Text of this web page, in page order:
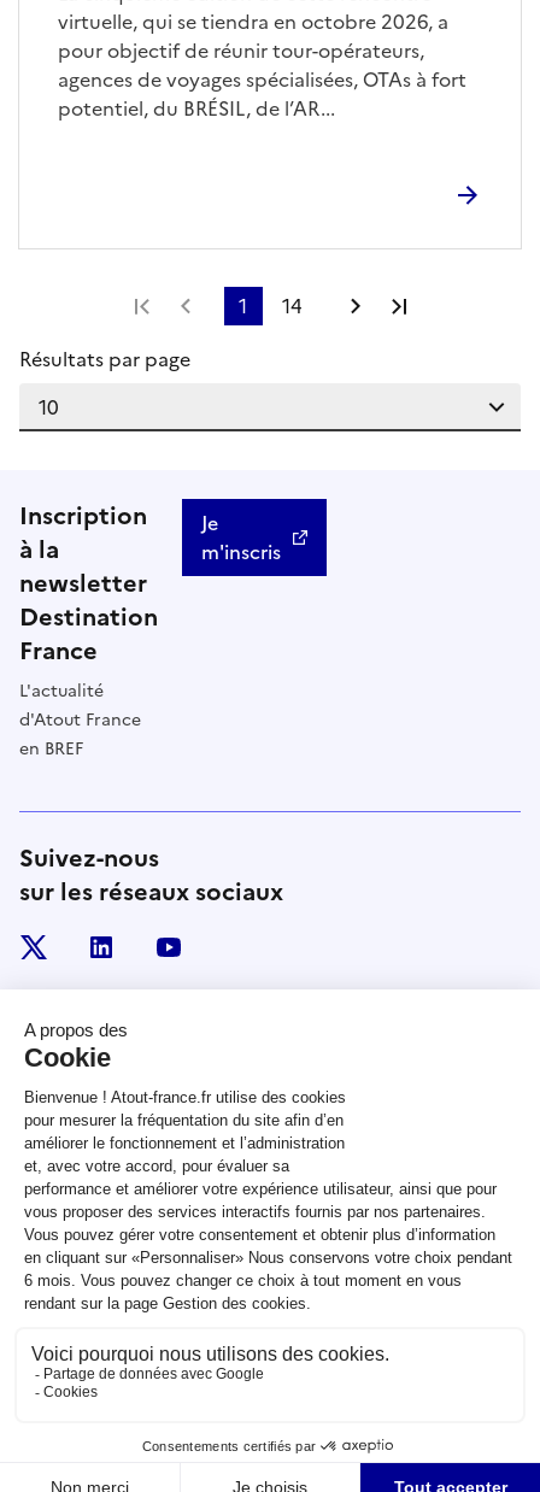
virtuelle, qui se tiendra en octobre 2026, a
pour objectif de réunir tour-opérateurs,
agences de voyages spécialisées, OTAs à fort
potentiel, du BRÉSIL, de l’AR...
Première page
Page précédente
1 14 Page suivante
Résultats par page
Inscription
à la
newsletter
Destination
France
L'actualité
d'Atout France
en BREF
Je
m'inscris
Suivez-nous
sur les réseaux sociaux
linkedin
RÉPUBLIQUE
FRANÇAISE
legifrance.gouv.fr
gouvernement.fr
service-public.fr
data.gouv.fr
Plan du site Qui sommes-nous ? Marchés publics
partiellement conforme
Sauf mention contraire, tous les contenus de ce site sont sous
etalab-2.0